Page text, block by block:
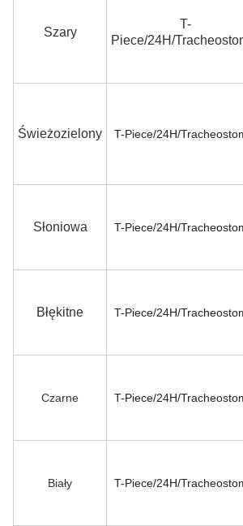
Szary
T-
Piece/24H/
Świeżozielony T-Piece/24H/
Słoniowa T-Piece/24H/
Błękitne T-Piece/24H/
Czarne T-Piece/24H/
Biały T-Piece/24H/